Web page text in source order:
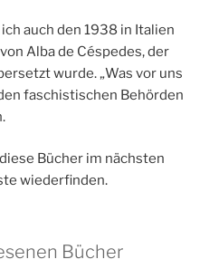
auch den 1938 in Italien
Alba de Céspedes, der
wurde. „Was vor uns
faschistischen Behörden
Bücher im nächsten
wiederfinden.
Bücher